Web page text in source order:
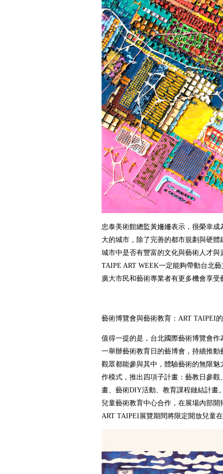
忠泰美術館總監黃姍姍表示，很榮幸
大的城市，除了完善的都市規劃與硬
城市中是否有豐富的文化與藝術人才
TAIPE ART WEEK一定能夠帶動台北
廣大市民和藝術專業者有更多機會享受
藝術博覽會與藝術教育：ART TAIPEI
值得一提的是，台北國際藝術博覽會
一舉辦藝術教育日的藝博會，持續推
觀眾都能參與其中，體驗藝術的無限
作模式，推出四項子計畫：藝教日參
畫、藝術DIY活動、教育課程鏈結計畫
兒童藝術教育中心合作，在展場內部
ART TAIPEI展覽期間將限定開放兒童